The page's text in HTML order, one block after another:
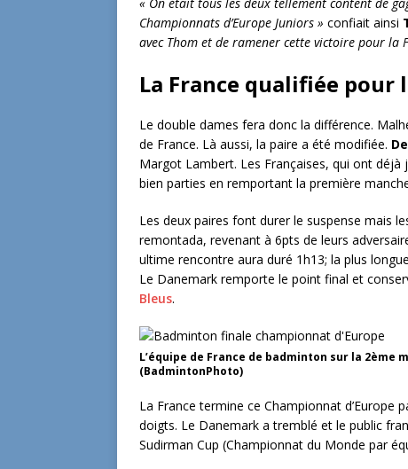
Championnats d’Europe Juniors » confiait ainsi
avec Thom et de ramener cette victoire pour la
La France qualifiée pour
Le double dames fera donc la différence.
de France. Là aussi, la paire a été modifiée.
Margot Lambert. Les Françaises, qui ont
bien parties en remportant la première
Les deux paires font durer le suspense mais
remontada, revenant à 6pts de leurs
ultime rencontre aura duré 1h13; la plus
Le Danemark remporte le point final et
Bleus.
L’équipe de France de badminton sur la 2ème
(BadmintonPhoto)
La France termine ce Championnat d’Europe
doigts. Le Danemark a tremblé et le public
Sudirman Cup (Championnat du Monde par